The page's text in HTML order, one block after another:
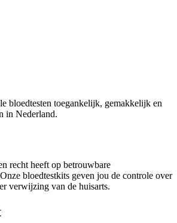
bloedtesten toegankelijk, gemakkelijk en
in Nederland.
recht heeft op betrouwbare
bloedtestkits geven jou de controle over
verwijzing van de huisarts.